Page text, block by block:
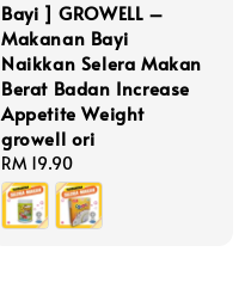
Bayi ] GROWELL –
Makanan Bayi
Naikkan Selera Makan
Berat Badan Increase
Appetite Weight
growell ori
Regular
price
RM 19.90